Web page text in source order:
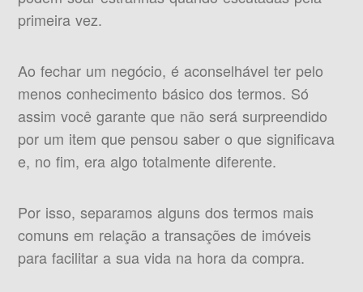
primeira vez.
Ao fechar um negócio, é aconselhável ter pelo
menos conhecimento básico dos termos. Só
assim você garante que não será surpreendido
por um item que pensou saber o que significava
e, no fim, era algo totalmente diferente.
Por isso, separamos alguns dos termos mais
comuns em relação a transações de imóveis
para facilitar a sua vida na hora da compra.